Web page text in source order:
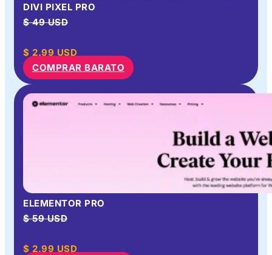
DIVI PIXEL PRO
$ 49 USD
$ 2.99 USD
COMPRAR BARATO
ELEMENTOR PRO
$ 59 USD
$ 2.99 USD